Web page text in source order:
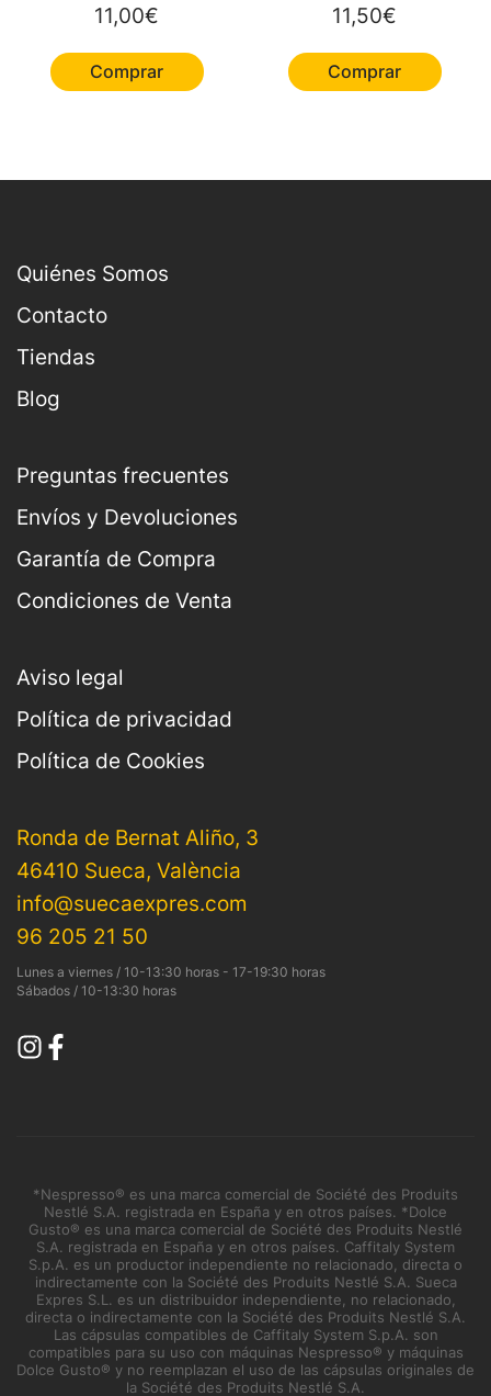
11,00€
Comprar
11,50€
Comprar
Quiénes Somos
Contacto
Tiendas
Blog
Preguntas frecuentes
Envíos y Devoluciones
Garantía de Compra
Condiciones de Venta
Aviso legal
Política de privacidad
Política de Cookies
Ronda de Bernat Aliño, 3
46410 Sueca, València
info@suecaexpres.com
96 205 21 50
Lunes a viernes / 10-13:30 horas - 17-19:30 horas
Sábados / 10-13:30 horas
*Nespresso® es una marca comercial de Société des Produits
Nestlé S.A. registrada en España y en otros países. *Dolce
Gusto® es una marca comercial de Société des Produits Nestlé
S.A. registrada en España y en otros países. Caffitaly System
S.p.A. es un productor independiente no relacionado, directa o
indirectamente con la Société des Produits Nestlé S.A. Sueca
Expres S.L. es un distribuidor independiente, no relacionado,
directa o indirectamente con la Société des Produits Nestlé S.A.
Las cápsulas compatibles de Caffitaly System S.p.A. son
compatibles para su uso con máquinas Nespresso® y máquinas
Dolce Gusto® y no reemplazan el uso de las cápsulas originales de
la Société des Produits Nestlé S.A.